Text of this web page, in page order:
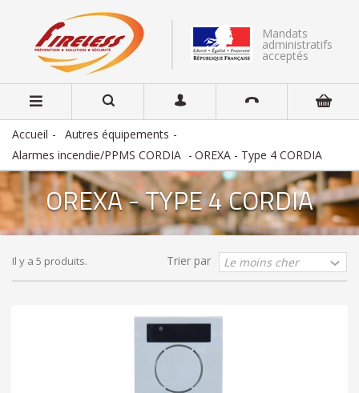
Mandats
administratifs
acceptés
Accueil
Autres équipements
Alarmes incendie/PPMS CORDIA
OREXA - Type 4 CORDIA
OREXA - TYPE 4 CORDIA
Il y a 5 produits. Trier par